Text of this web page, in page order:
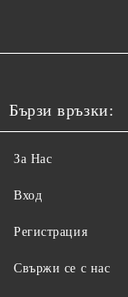
Бързи връзки:
За Нас
Вход
Регистрация
Свържи се с нас